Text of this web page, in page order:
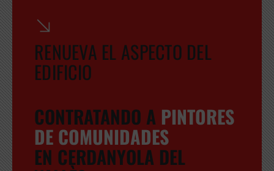
RENUEVA EL ASPECTO DEL
EDIFICIO
CONTRATANDO A PINTORES
DE COMUNIDADES
EN CERDANYOLA DEL